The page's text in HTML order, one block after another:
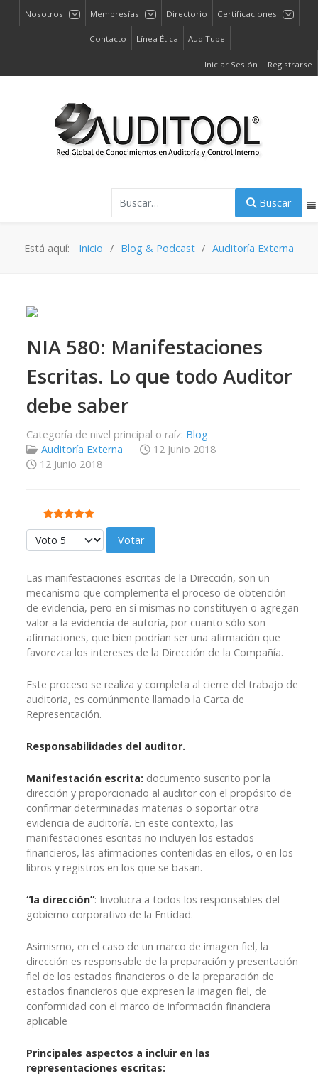
Nosotros Membresías Directorio Certificaciones
Contacto Línea Ética AudiTube
Iniciar Sesión Registrarse
Buscar
Está aquí: Inicio Blog & Podcast Auditoría Externa
NIA 580: Manifestaciones
Escritas. Lo que todo Auditor
debe saber
Categoría de nivel principal o raíz: Blog
Auditoría Externa
12 Junio 2018
12 Junio 2018
Ratio:5/5
Por favor, vote
Las manifestaciones escritas de la Dirección, son un
mecanismo que complementa el proceso de obtención
de evidencia, pero en sí mismas no constituyen o agregan
valor a la evidencia de autoría, por cuanto sólo son
afirmaciones, que bien podrían ser una afirmación que
favorezca los intereses de la Dirección de la Compañía.
Este proceso se realiza y completa al cierre del trabajo de
auditoria, es comúnmente llamado la Carta de
Representación.
Responsabilidades del auditor.
Manifestación escrita: documento suscrito por la
dirección y proporcionado al auditor con el propósito de
confirmar determinadas materias o soportar otra
evidencia de auditoría. En este contexto, las
manifestaciones escritas no incluyen los estados
financieros, las afirmaciones contenidas en ellos, o en los
libros y registros en los que se basan.
“la dirección”: Involucra a todos los responsables del
gobierno corporativo de la Entidad.
Asimismo, en el caso de un marco de imagen fiel, la
dirección es responsable de la preparación y presentación
fiel de los estados financieros o de la preparación de
estados financieros que expresen la imagen fiel, de
conformidad con el marco de información financiera
aplicable
Principales aspectos a incluir en las
representaciones escritas: